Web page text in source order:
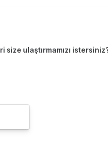
ulaştırmamızı